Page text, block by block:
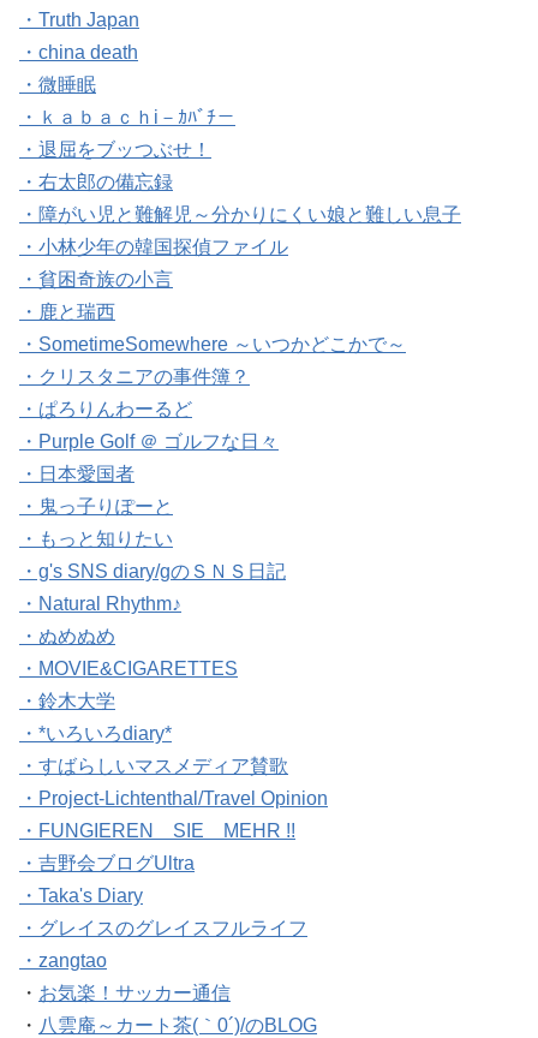
・Truth Japan
・ china death
・微睡眠
・ｋａｂａｃｈi－ｶﾊﾞﾁ－
・退屈をブッつぶせ！
・右太郎の備忘録
・障がい児と難解児～分かりにくい娘と難しい息子
・小林少年の韓国探偵ファイル
・貧困奇族の小言
・鹿と瑞西
・SometimeSomewhere ～いつかどこかで～
・クリスタニアの事件簿？
・ぱろりんわーるど
・Purple Golf ＠ ゴルフな日々
・日本愛国者
・鬼っ子りぽーと
・もっと知りたい
・g's SNS diary/gのＳＮＳ日記
・Natural Rhythm♪
・ぬめぬめ
・MOVIE&CIGARETTES
・鈴木大学
・*いろいろdiary*
・すばらしいマスメディア賛歌
・Project-Lichtenthal/Travel Opinion
・FUNGIEREN SIE MEHR !!
・吉野会ブログUltra
・Taka's Diary
・グレイスのグレイスフルライフ
・zangtao
・ お気楽！サッカー通信
・ 八雲庵～カート茶(｀0´)/のBLOG